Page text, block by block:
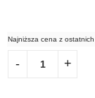
Najniższa cena z